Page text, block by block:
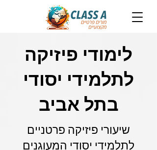
לימודי פיזיקה
לתלמידי יסודי
בתל אביב
שיעורי פיזיקה פרטניים
לתלמידי יסודי המעוגנים